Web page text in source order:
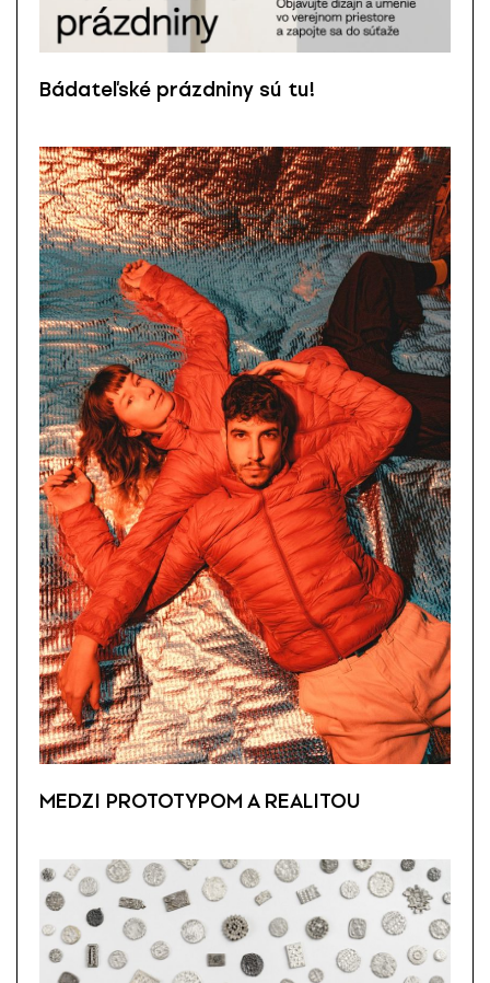
Bádateľské prázdniny sú tu!
MEDZI PROTOTYPOM A REALITOU